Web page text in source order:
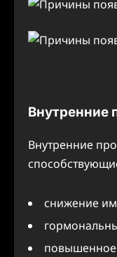
Внутренние
Внутренние
снижение
повышенное